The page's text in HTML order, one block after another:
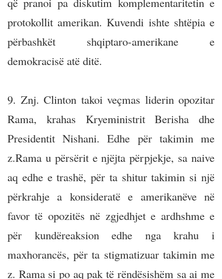
protokollit amerikan. Kuvendi ishte shtëpia e
përbashkët shqiptaro-amerikane e
demokracisë atë ditë.
9. Znj. Clinton takoi veçmas liderin opozitar
Rama, krahas Kryeministrit Berisha dhe
Presidentit Nishani. Edhe për takimin me
z.Rama u përsërit e njëjta përpjekje, sa naive
aq edhe e trashë, për ta shitur takimin si një
përkrahje a konsideratë e amerikanëve në
favor të opozitës në zgjedhjet e ardhshme e
për kundëreaksion edhe nga krahu i
maxhorancës, për ta stigmatizuar takimin me
z. Rama si po aq pak të rëndësishëm sa ai me